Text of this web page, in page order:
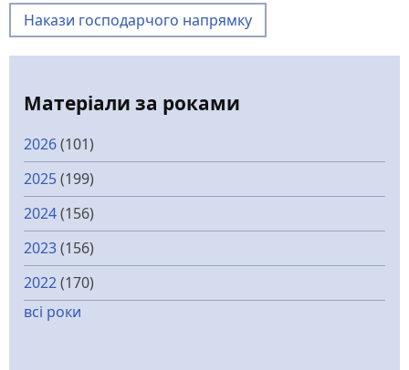
Накази господарчого напрямку
Матеріали за роками
2026(101)
2025(199)
2024(156)
2023(156)
2022(170)
всі роки